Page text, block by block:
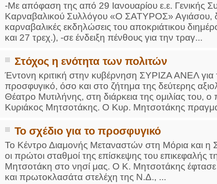
-Με απόφαση της από 29 Ιανουαρίου ε.ε. Γενικής
Καρναβαλικού Συλλόγου «Ο ΣΑΤΥΡΟΣ» Αγιάσου,
καρναβαλικές εκδηλώσεις του αποκριάτικου
και 27 τρεχ.), -σε ένδειξη πένθους για την τραγ...
Στόχος η ενότητα των πολιτών
Έντονη κριτική στην κυβέρνηση ΣΥΡΙΖΑ ΑΝΕΛ για
προσφυγικό, όσο και στο ζήτημα της δεύτερης
Θέατρο Μυτιλήνης, στη διάρκεια της ομιλίας του,
Κυριάκος Μητσοτάκης. Ο Κυρ. Μητσοτάκης
Το σχέδιο για το προσφυγικό
Το Κέντρο Διαμονής Μεταναστών στη Μόρια και η
οι πρώτοι σταθμοί της επίσκεψης του επικεφαλής
Μητσοτάκη στο νησί μας. Ο Κ. Μητσοτάκης έφτασε
και πρωτοκλασάτα στελέχη της Ν.Δ., ...